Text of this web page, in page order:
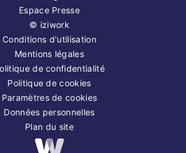
Espace Presse
© iziwork
Conditions d'utilisation
Mentions légales
de confidentialité
Politique de cookies
Paramètres de cookies
Données personnelles
Plan du site